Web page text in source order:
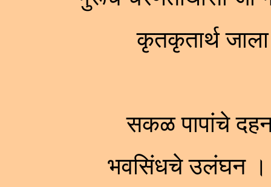
कृतकृतार्थ
सकळ पापांचे
भवसिंधचे उलंघन